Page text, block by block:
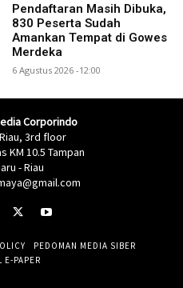
Pendaftaran Masih Dibuka,
830 Peserta Sudah
Amankan Tempat di Gowes
Merdeka
6 Agustus 2026 -12:00
Corporindo
3rd floor
KM 10.5 Tampan
- Riau
PEDOMAN MEDIA SIBER
E-PAPER